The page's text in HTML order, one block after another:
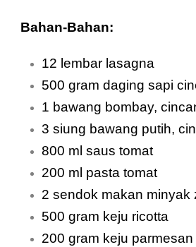
Bahan-Bahan:
12 lembar lasagna
500 gram daging sapi
1 bawang bombay,
3 siung bawang putih,
800 ml saus tomat
200 ml pasta tomat
2 sendok makan minyak
500 gram keju ricotta
200 gram keju